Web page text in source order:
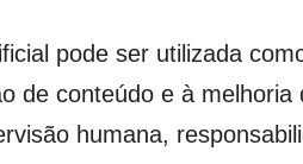
pode ser utilizada
de conteúdo e à
humana,